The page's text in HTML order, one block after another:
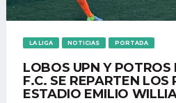
LA LIGA NOTICIAS PORTADA
LOBOS UPN Y POTROS
F.C. SE REPARTEN LOS
ESTADIO EMILIO